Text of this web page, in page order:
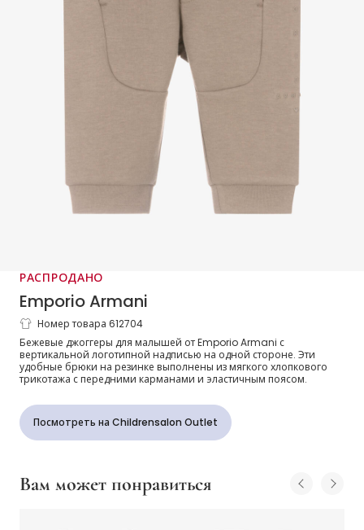
РАСПРОДАНО
Emporio Armani
Джоггеры бежевые хлопковые с
логотипом для мальчиков
Номер товара 612704
Бежевые джоггеры для малышей от Emporio Armani с
вертикальной логотипной надписью на одной стороне. Эти
удобные брюки на резинке выполнены из мягкого хлопкового
трикотажа с передними карманами и эластичным поясом.
Посмотреть на Childrensalon Outlet
Вам может понравиться